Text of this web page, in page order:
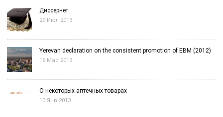
Диссернет
29 Июл 2013
Yerevan declaration on the consistent promotion of EBM (2012)
16 Мар 2013
О некоторых аптечных товарах
10 Янв 2013